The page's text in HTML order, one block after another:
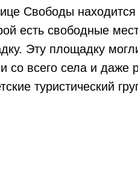
Свободы
есть свободные
Эту площадку
со всего села и даже
туристический